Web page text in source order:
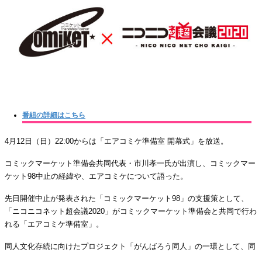
番組の詳細はこちら
4月12日（日）22:00からは「エアコミケ準備室 開幕式」を放送。
コミックマーケット準備会共同代表・市川孝一氏が出演し、コミックマー
ケット98中止の経緯や、エアコミケについて語った。
先日開催中止が発表された「コミックマーケット98」の支援策として、
「ニコニコネット超会議2020」がコミックマーケット準備会と共同で行わ
れる「エアコミケ準備室」。
同人文化存続に向けたプロジェクト「がんばろう同人」の一環として、同